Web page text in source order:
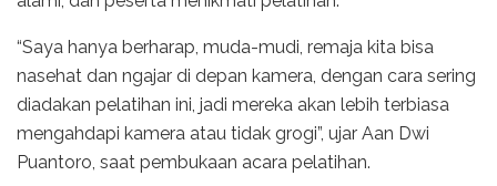
“Saya hanya berharap, muda-mudi, remaja kita bisa
nasehat dan ngajar di depan kamera, dengan cara sering
diadakan pelatihan ini, jadi mereka akan lebih terbiasa
mengahdapi kamera atau tidak grogi”, ujar Aan Dwi
Puantoro, saat pembukaan acara pelatihan.